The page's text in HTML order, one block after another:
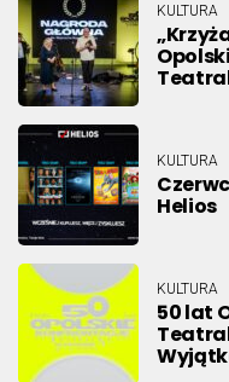
KULTURA
KULTURA
Helios
KULTURA
50 lat